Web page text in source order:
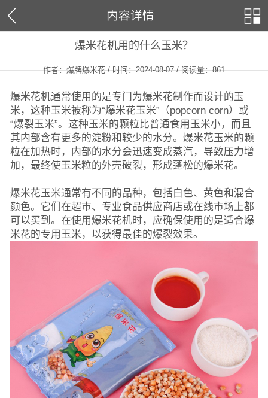
内容详情
爆米花机用的什么玉米？
作者：爆牌爆米花 / 时间：2024-08-07 / 阅读量：861
爆米花机通常使用的是专门为爆米花制作而设计的玉
米，这种玉米被称为“爆米花玉米”（popcorn corn）或
“爆裂玉米”。这种玉米的颗粒比普通食用玉米小，而且
其内部含有更多的淀粉和较少的水分。爆米花玉米的颗
粒在加热时，内部的水分会迅速变成蒸汽，导致压力增
加，最终使玉米粒的外壳破裂，形成蓬松的爆米花。
爆米花玉米通常有不同的品种，包括白色、黄色和混合
颜色。它们在超市、专业食品供应商店或在线市场上都
可以买到。在使用爆米花机时，应确保使用的是适合爆
米花的专用玉米，以获得最佳的爆裂效果。